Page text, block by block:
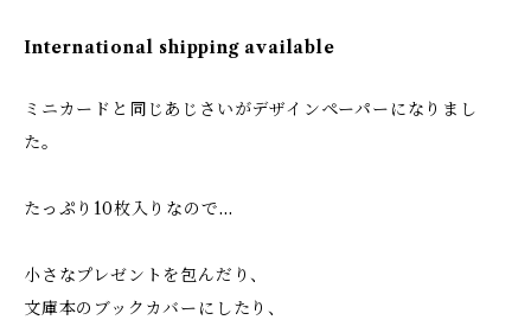
International shipping available
ミニカードと同じあじさいがデザインペーパーになりまし
た。
たっぷり10枚入りなので…
小さなプレゼントを包んだり、
文庫本のブックカバーにしたり、